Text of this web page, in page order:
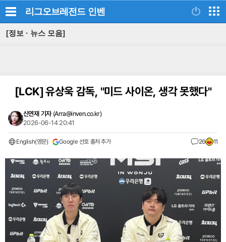
리그오브레전드 인벤
[정보 · 뉴스 모음]
[LCK]유상욱 감독, "미드 사이온, 생각 못했다"
신연재 기자 (Arra@inven.co.kr)
2026-06-14 20:41
English(영문) Google 선호 출처 추가 26 11